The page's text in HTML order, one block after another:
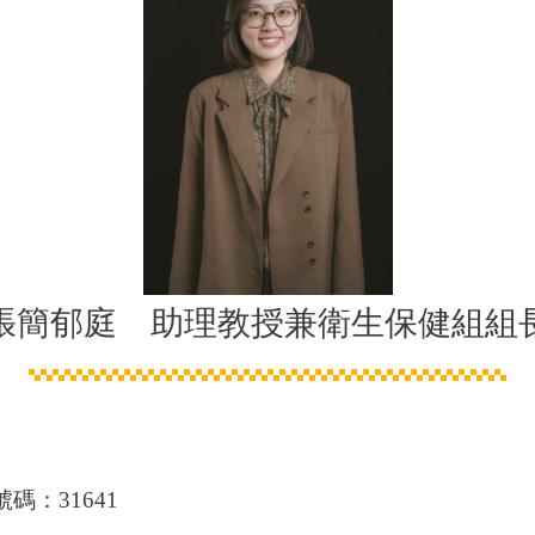
簡郁庭 助理教授兼衛生保健組組
碼：31641